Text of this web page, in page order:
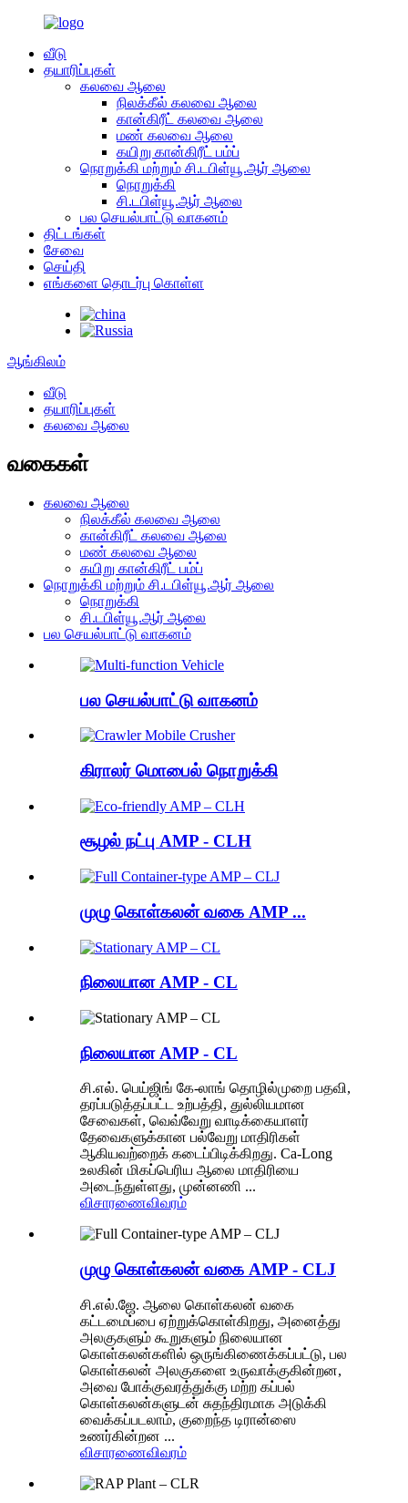
வீடு
தயாரிப்புகள்
கலவை ஆலை
நிலக்கீல் கலவை ஆலை
கான்கிரீட் கலவை ஆலை
மண் கலவை ஆலை
கயிறு கான்கிரீட் பம்ப்
நொறுக்கி மற்றும் சி.டபிள்யூ.ஆர் ஆலை
நொறுக்கி
சி.டபிள்யூ.ஆர் ஆலை
பல செயல்பாட்டு வாகனம்
திட்டங்கள்
சேவை
செய்தி
எங்களை தொடர்பு கொள்ள
ஆங்கிலம்
வீடு
தயாரிப்புகள்
கலவை ஆலை
வகைகள்
கலவை ஆலை
நிலக்கீல் கலவை ஆலை
கான்கிரீட் கலவை ஆலை
மண் கலவை ஆலை
கயிறு கான்கிரீட் பம்ப்
நொறுக்கி மற்றும் சி.டபிள்யூ.ஆர் ஆலை
நொறுக்கி
சி.டபிள்யூ.ஆர் ஆலை
பல செயல்பாட்டு வாகனம்
பல செயல்பாட்டு வாகனம்
கிராலர் மொபைல் நொறுக்கி
சூழல் நட்பு AMP - CLH
முழு கொள்கலன் வகை AMP ...
நிலையான AMP - CL
நிலையான AMP - CL
சி.எல். பெய்ஜிங் கே-லாங் தொழில்முறை பதவி,
தரப்படுத்தப்பட்ட உற்பத்தி, துல்லியமான
சேவைகள், வெவ்வேறு வாடிக்கையாளர்
தேவைகளுக்கான பல்வேறு மாதிரிகள்
ஆகியவற்றைக் கடைப்பிடிக்கிறது. Ca-Long
உலகின் மிகப்பெரிய ஆலை மாதிரியை
அடைந்துள்ளது, முன்னணி ...
விசாரணைவிவரம்
முழு கொள்கலன் வகை AMP - CLJ
சி.எல்.ஜே. ஆலை கொள்கலன் வகை
கட்டமைப்பை ஏற்றுக்கொள்கிறது, அனைத்து
அலகுகளும் கூறுகளும் நிலையான
கொள்கலன்களில் ஒருங்கிணைக்கப்பட்டு, பல
கொள்கலன் அலகுகளை உருவாக்குகின்றன,
அவை போக்குவரத்துக்கு மற்ற கப்பல்
கொள்கலன்களுடன் சுதந்திரமாக அடுக்கி
வைக்கப்படலாம், குறைந்த டிரான்ஸை
உணர்கின்றன ...
விசாரணைவிவரம்